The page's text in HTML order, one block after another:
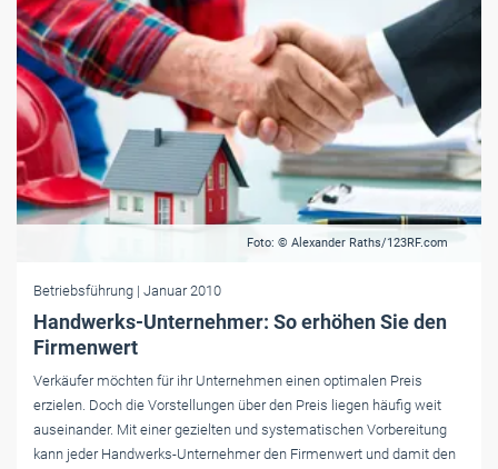
Foto: © Alexander Raths/123RF.com
Betriebsführung | Januar 2010
Handwerks-Unternehmer: So erhöhen Sie den
Firmenwert
Verkäufer möchten für ihr Unternehmen einen optimalen Preis
erzielen. Doch die Vorstellungen über den Preis liegen häufig weit
auseinander. Mit einer gezielten und systematischen Vorbereitung
kann jeder Handwerks-Unternehmer den Firmenwert und damit den